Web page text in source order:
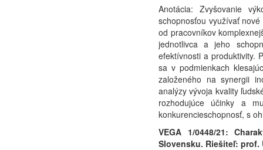
Anotácia: Zvyšovanie
schopnosťou využívať
od pracovníkov
jednotlivca a jeho
efektívnosti a produktivity.
sa v podmienkach
založeného na synergii
analýzy vývoja kvality
rozhodujúce účinky a
konkurencieschopnosť, s
VEGA 1/0448/21:
Slovensku. Riešiteľ: prof.